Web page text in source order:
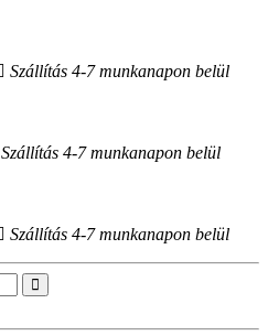
Szállítás 4-7 munkanapon belül
Szállítás 4-7 munkanapon belül
Szállítás 4-7 munkanapon belül